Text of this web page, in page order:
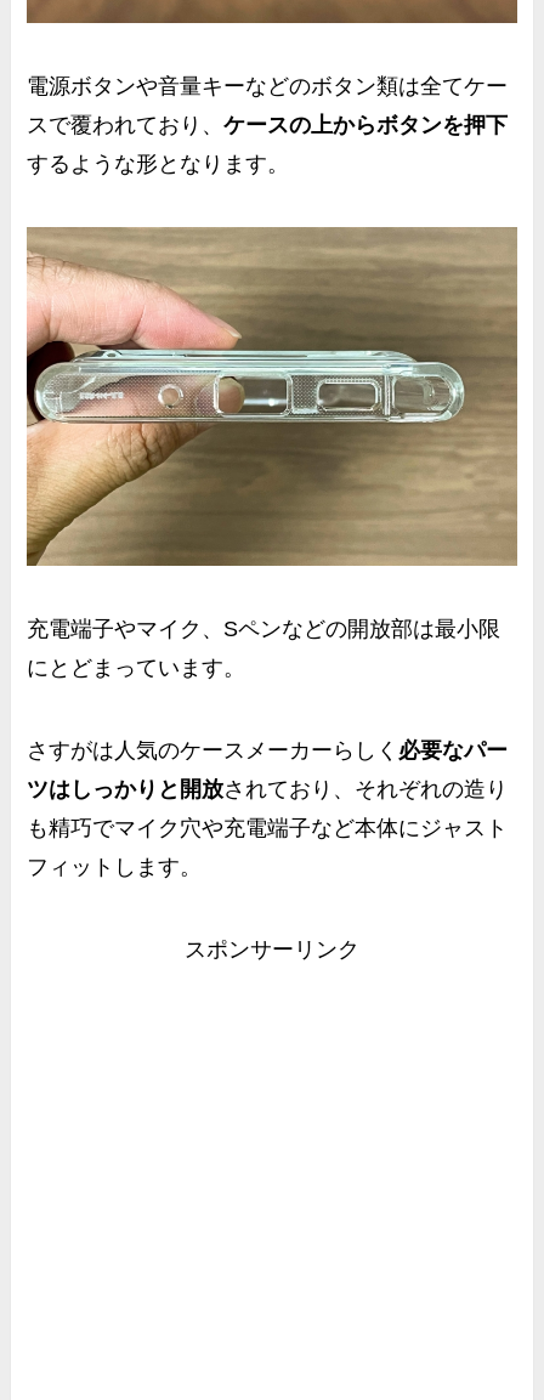
電源ボタンや音量キーなどのボタン類は全てケー
スで覆われており、ケースの上からボタンを押下
するような形となります。
充電端子やマイク、Sペンなどの開放部は最小限
にとどまっています。
さすがは人気のケースメーカーらしく 必要なパー
ツはしっかりと開放されており、それぞれの造り
も精巧でマイク穴や充電端子など本体にジャスト
フィット します。
スポンサーリンク